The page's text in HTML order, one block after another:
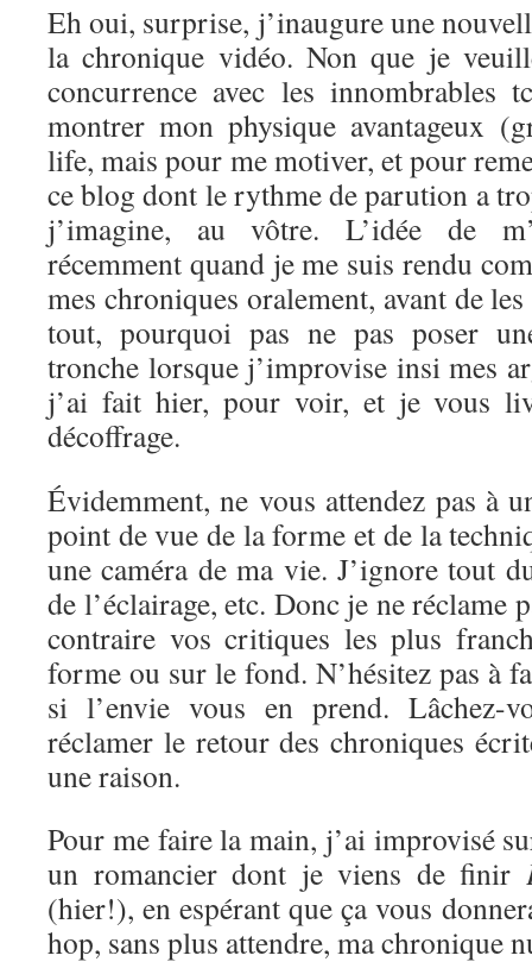
Eh oui, surprise, j’inaugure une
la chronique vidéo. Non que je
concurrence avec les innombrables
montrer mon physique avantageux
life, mais pour me motiver, et pour
ce blog dont le rythme de parution a
j’imagine, au vôtre. L’idée de
récemment quand je me suis rendu
mes chroniques oralement, avant de
tout, pourquoi pas ne pas poser
tronche lorsque j’improvise insi mes
j’ai fait hier, pour voir, et je vous
décoffrage.
Évidemment, ne vous attendez pas à
point de vue de la forme et de la
une caméra de ma vie. J’ignore tout
de l’éclairage, etc. Donc je ne réclame
contraire vos critiques les plus
forme ou sur le fond. N’hésitez pas à
si l’envie vous en prend. Lâchez-
réclamer le retour des chroniques
une raison.
Pour me faire la main, j’ai improvisé
un romancier dont je viens de finir
(hier!), en espérant que ça vous
hop, sans plus attendre, ma chronique